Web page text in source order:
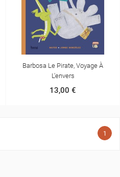
Barbosa Le Pirate, Voyage À
L'envers
13,00 €
1